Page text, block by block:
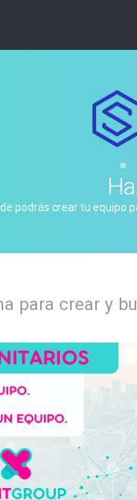
podrás crear tu equipo
para crear y